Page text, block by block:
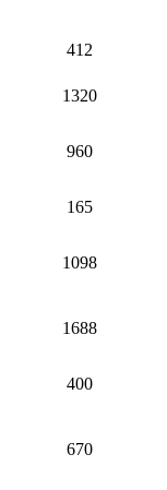
412
1320
960
165
1098
1688
400
670